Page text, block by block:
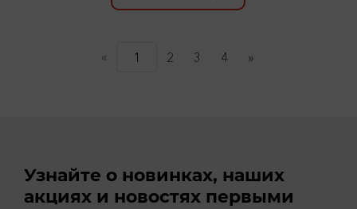
« 1 (current)
2 3 4 »
Узнайте о новинках, наших
акциях и новостях первыми